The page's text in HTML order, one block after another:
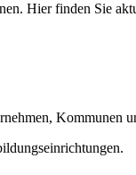
Hier finden Sie
Kommunen